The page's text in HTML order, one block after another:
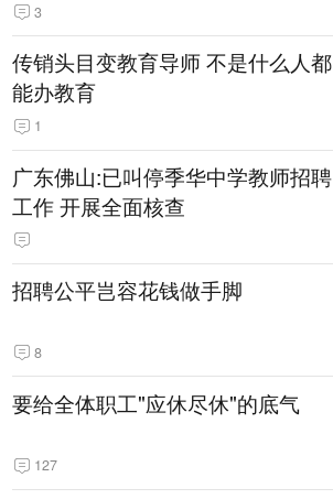
3
传销头目变教育导师 不是什么人都
能办教育
1
广东佛山:已叫停季华中学教师招聘
工作 开展全面核查
招聘公平岂容花钱做手脚
8
要给全体职工"应休尽休"的底气
127